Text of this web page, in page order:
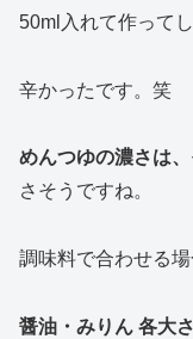
50ml入れて作って
辛かったです。笑
めんつゆの濃さは
さそうですね。
調味料で合わせる場
醤油・みりん 各大